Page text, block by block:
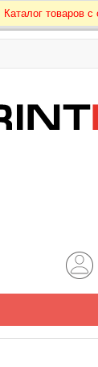
Каталог товаров